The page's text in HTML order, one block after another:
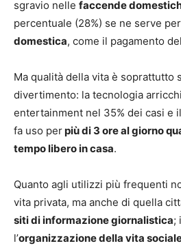
sgravio nelle faccende
percentuale (28%) se ne serve
domestica, come il pagamento
Ma qualità della vita è soprattutto
divertimento: la tecnologia
entertainment nel 35% dei casi e
fa uso perpiù di 3 ore al giorno
tempo libero in casa.
Quanto agli utilizzi più frequenti
vita privata, ma anche di quella
siti di informazione giornalistica;
l’organizzazione della vita